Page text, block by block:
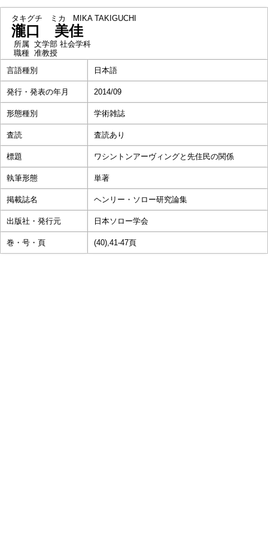
タキグチ ミカ MIKA TAKIGUCHI
瀧口 美佳
所属 文学部 社会学科
職種 准教授
言語種別
日本語
発行・発表の年月 2014/09
形態種別 学術雑誌
査読 査読あり
標題 ワシントンアーヴィングと先住民の関係
執筆形態 単著
掲載誌名 ヘンリー・ソロー研究論集
出版社・発行元 日本ソロー学会
巻・号・頁 (40),41-47頁